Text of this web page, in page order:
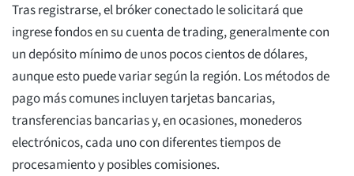
Tras registrarse, el bróker conectado le solicitará que
ingrese fondos en su cuenta de trading, generalmente con
un depósito mínimo de unos pocos cientos de dólares,
aunque esto puede variar según la región. Los métodos de
pago más comunes incluyen tarjetas bancarias,
transferencias bancarias y, en ocasiones, monederos
electrónicos, cada uno con diferentes tiempos de
procesamiento y posibles comisiones.